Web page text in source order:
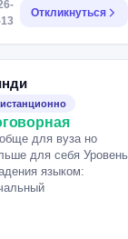
Откликнуться
для вуза но
для себя Уровень
языком: